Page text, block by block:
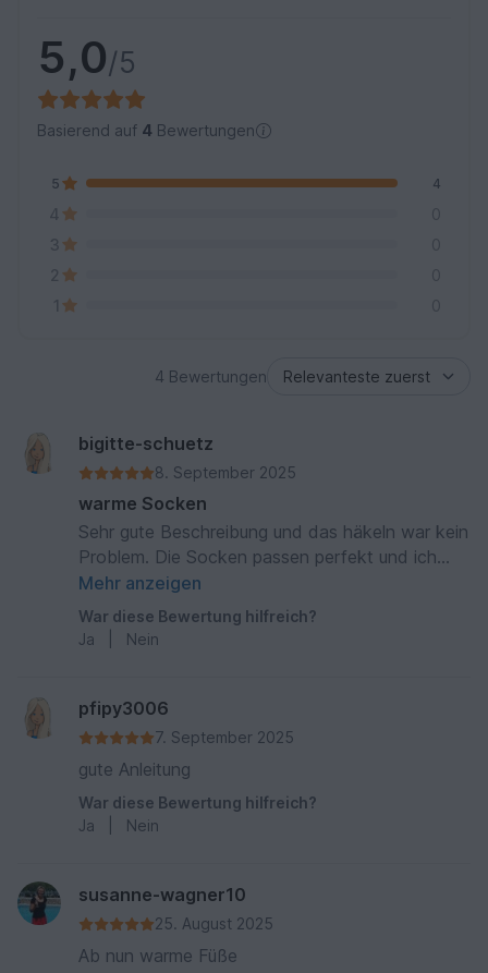
5,0/5
Basierend auf 4 Bewertungen
5 4
4
0
3
0
2
0
1
0
4 Bewertungen
bigitte-schuetz
8. September 2025
warme Socken
Sehr gute Beschreibung und das häkeln war kein
Problem. Die Socken passen perfekt und ich
habe immer warme Füsse.
Mehr anzeigen
War diese Bewertung hilfreich?
Ja
Nein
pfipy3006
7. September 2025
gute Anleitung
War diese Bewertung hilfreich?
Ja
Nein
susanne-wagner10
25. August 2025
Ab nun warme Füße